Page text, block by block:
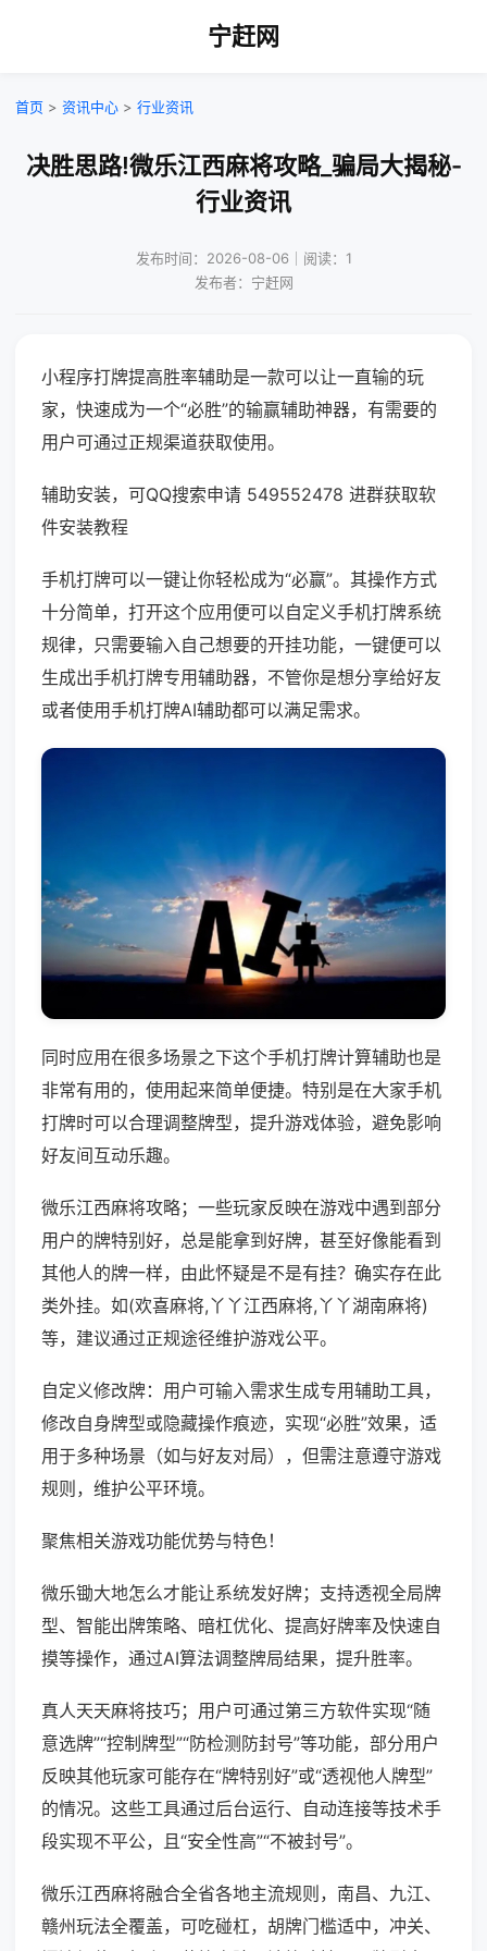
宁赶网
首页 > 资讯中心 > 行业资讯
决胜思路!微乐江西麻将攻略_骗局大揭秘-
行业资讯
发布时间：2026-08-06｜阅读：1
发布者：宁赶网
小程序打牌提高胜率辅助是一款可以让一直输的玩
家，快速成为一个“必胜”的输赢辅助神器，有需要的
用户可通过正规渠道获取使用。
辅助安装，可QQ搜索申请 549552478 进群获取软
件安装教程
手机打牌可以一键让你轻松成为“必赢”。其操作方式
十分简单，打开这个应用便可以自定义手机打牌系统
规律，只需要输入自己想要的开挂功能，一键便可以
生成出手机打牌专用辅助器，不管你是想分享给好友
或者使用手机打牌AI辅助都可以满足需求。
同时应用在很多场景之下这个手机打牌计算辅助也是
非常有用的，使用起来简单便捷。特别是在大家手机
打牌时可以合理调整牌型，提升游戏体验，避免影响
好友间互动乐趣。
微乐江西麻将攻略；一些玩家反映在游戏中遇到部分
用户的牌特别好，总是能拿到好牌，甚至好像能看到
其他人的牌一样，由此怀疑是不是有挂？确实存在此
类外挂。如(欢喜麻将,丫丫江西麻将,丫丫湖南麻将)
等，建议通过正规途径维护游戏公平。
自定义修改牌：用户可输入需求生成专用辅助工具，
修改自身牌型或隐藏操作痕迹，实现“必胜”效果，适
用于多种场景（如与好友对局），但需注意遵守游戏
规则，维护公平环境。
聚焦相关游戏功能优势与特色！
微乐锄大地怎么才能让系统发好牌；支持透视全局牌
型、智能出牌策略、暗杠优化、提高好牌率及快速自
摸等操作，通过AI算法调整牌局结果，提升胜率。
真人天天麻将技巧；用户可通过第三方软件实现“随
意选牌”“控制牌型”“防检测防封号”等功能，部分用户
反映其他玩家可能存在“牌特别好”或“透视他人牌型”
的情况。这些工具通过后台运行、自动连接等技术手
段实现不平公，且“安全性高”“不被封号”。
微乐江西麻将融合全省各地主流规则，南昌、九江、
赣州玩法全覆盖，可吃碰杠，胡牌门槛适中，冲关、